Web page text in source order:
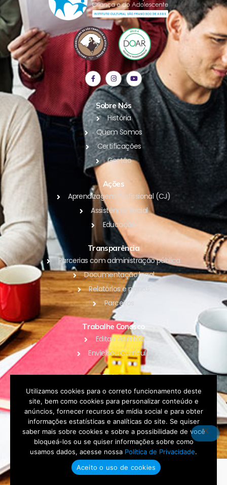
Sobre Nós
História
Quem Somos
Certificações
Gestão
Ações
Aprendizagem Profissional (CJ)
Assistência Social
Educação
Transparência
Parcerias com administração pública
Documentação legal
Relatórios e planos
Parceiros
Trabalhe Conosco
Editais Abertos
Envie seu Currículo
Outros
Blog
Contato
Política de Privacidade
DOAR
Utilizamos cookies para o correto funcionamento deste
site, bem como cookies para personalizar conteúdo e
anúncios, fornecer recursos de mídia social e para obter
informações estatísticas e analíticas do site. Se quiser
saber mais sobre cookies e sobre a possibilidade de você
bloqueá-los ou se quiser informações sobre como
usamos dados, acesse nossa Política de Privacidade.
Aceito o uso de cookies
Fale conosco